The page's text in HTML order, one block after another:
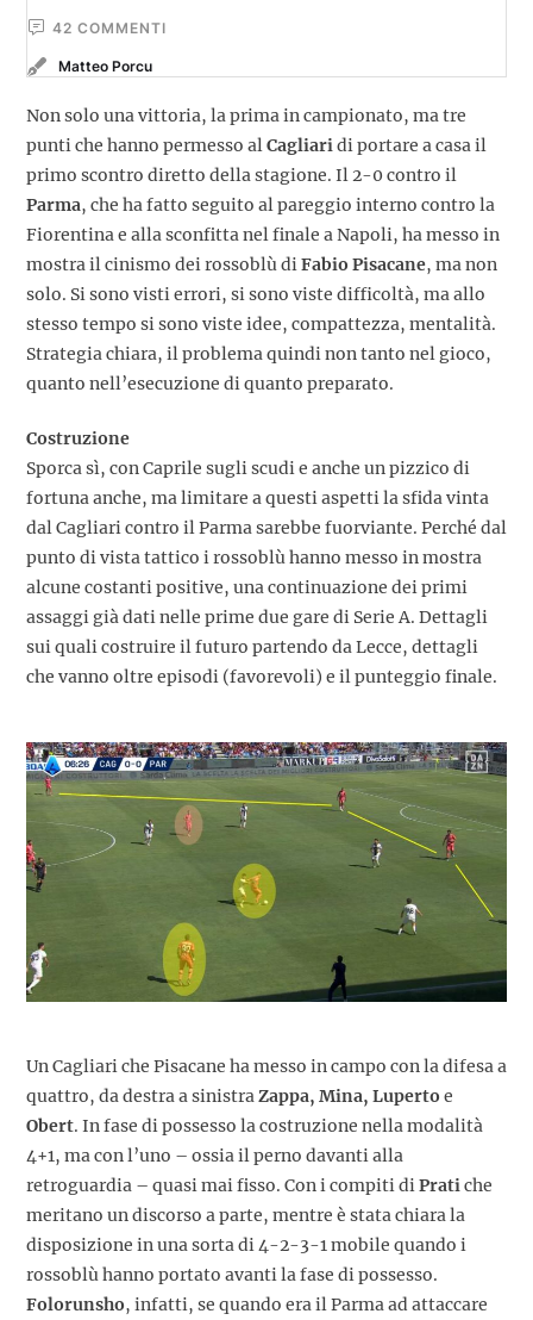
42 COMMENTI
Matteo Porcu
Non solo una vittoria, la prima in campionato, ma tre
punti che hanno permesso alCagliaridi portare a casa il
primo scontro diretto della stagione. Il 2-0 contro il
Parma, che ha fatto seguito al pareggio interno contro la
Fiorentina e alla sconfitta nel finale a Napoli, ha messo in
mostra il cinismo dei rossoblù diFabio Pisacane, ma non
solo. Si sono visti errori, si sono viste difficoltà, ma allo
stesso tempo si sono viste idee, compattezza, mentalità.
Strategia chiara, il problema quindi non tanto nel gioco,
quanto nell’esecuzione di quanto preparato.
Costruzione
Sporca sì, con Caprile sugli scudi e anche un pizzico di
fortuna anche, ma limitare a questi aspetti la sfida vinta
dal Cagliari contro il Parma sarebbe fuorviante. Perché dal
punto di vista tattico i rossoblù hanno messo in mostra
alcune costanti positive, una continuazione dei primi
assaggi già dati nelle prime due gare di Serie A. Dettagli
sui quali costruire il futuro partendo da Lecce, dettagli
che vanno oltre episodi (favorevoli) e il punteggio finale.
Un Cagliari che Pisacane ha messo in campo con la difesa a
quattro, da destra a sinistra Zappa, Mina, Luperto e
Obert. In fase di possesso la costruzione nella modalità
4+1, ma con l’uno – ossia il perno davanti alla
retroguardia – quasi mai fisso. Con i compiti di Prati che
meritano un discorso a parte, mentre è stata chiara la
disposizione in una sorta di 4-2-3-1 mobile quando i
rossoblù hanno portato avanti la fase di possesso.
Folorunsho, infatti, se quando era il Parma ad attaccare